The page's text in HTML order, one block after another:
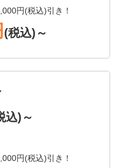
円(税込)引き！
(税込)～
込)～
円(税込)引き！